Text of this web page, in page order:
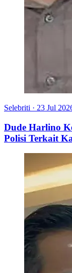
Selebriti · 23 Jul
Dude Harlino
Polisi Terkait